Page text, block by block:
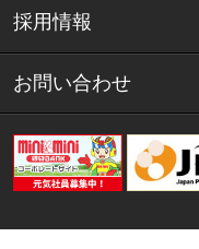
採用情報
お問い合わせ